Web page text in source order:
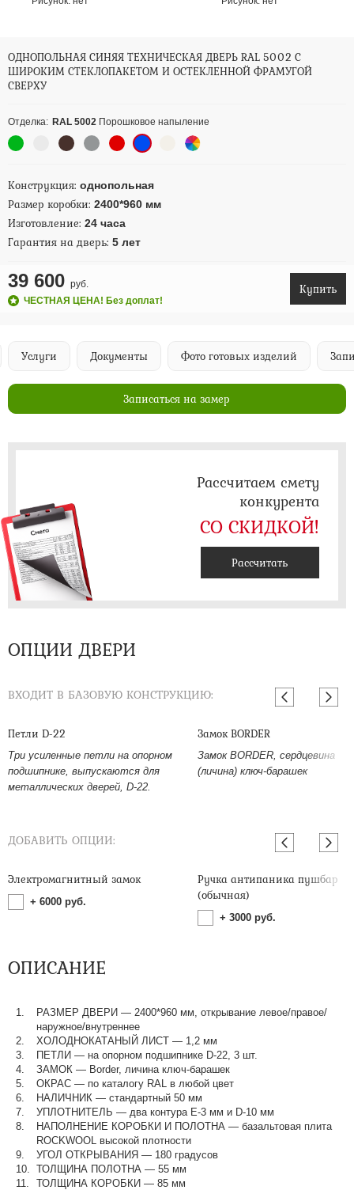
ОДНОПОЛЬНАЯ СИНЯЯ ТЕХНИЧЕСКАЯ ДВЕРЬ RAL 5002 С
ШИРОКИМ СТЕКЛОПАКЕТОМ И ОСТЕКЛЕННОЙ ФРАМУГОЙ
СВЕРХУ
Отделка: RAL 5002 Порошковое напыление
Конструкция: однопольная
Размер коробки: 2400*960 мм
Изготовление: 24 часа
Гарантия на дверь: 5 лет
39 600 руб.
ЧЕСТНАЯ ЦЕНА! Без доплат!
Купить
Услуги Документы Фото готовых изделий
Записаться на замер
Рассчитаем смету
конкурента
СО СКИДКОЙ!
Рассчитать
ОПЦИИ ДВЕРИ
ВХОДИТ В БАЗОВУЮ КОНСТРУКЦИЮ:
Петли D-22
Три усиленные петли на опорном
подшипнике, выпускаются для
металлических дверей, D-22.
Замок BORDER
Замок BORDER, сердцевина
(личина) ключ-барашек
ДОБАВИТЬ ОПЦИИ:
Электромагнитный замок
+ 6000 руб.
Ручка антипаника пушбар
(обычная)
+ 3000 руб.
ОПИСАНИЕ
РАЗМЕР ДВЕРИ — 2400*960 мм, открывание левое/правое/
наружное/внутреннее
ХОЛОДНОКАТАНЫЙ ЛИСТ — 1,2 мм
ПЕТЛИ — на опорном подшипнике D-22, 3 шт.
ЗАМОК — Border, личина ключ-барашек
ОКРАС — по каталогу RAL в любой цвет​​​​​​​
НАЛИЧНИК — стандартный 50 мм
УПЛОТНИТЕЛЬ — два контура Е-3 мм и D-10 мм
НАПОЛНЕНИЕ КОРОБКИ И ПОЛОТНА — базальтовая плита
ROCKWOOL высокой плотности
УГОЛ ОТКРЫВАНИЯ — 180 градусов
ТОЛЩИНА ПОЛОТНА — 55 мм
ТОЛЩИНА КОРОБКИ — 85 мм